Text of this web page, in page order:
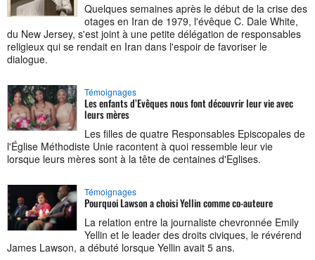
Quelques semaines après le début de la crise des
otages en Iran de 1979, l'évêque C. Dale White,
du New Jersey, s'est joint à une petite délégation de responsables
religieux qui se rendait en Iran dans l'espoir de favoriser le
dialogue.
Témoignages
Les enfants d’Evêques nous font découvrir leur vie avec
leurs mères
Les filles de quatre Responsables Episcopales de
l'Église Méthodiste Unie racontent à quoi ressemble leur vie
lorsque leurs mères sont à la tête de centaines d'Eglises.
Témoignages
Pourquoi Lawson a choisi Yellin comme co-auteure
La relation entre la journaliste chevronnée Emily
Yellin et le leader des droits civiques, le révérend
James Lawson, a débuté lorsque Yellin avait 5 ans.